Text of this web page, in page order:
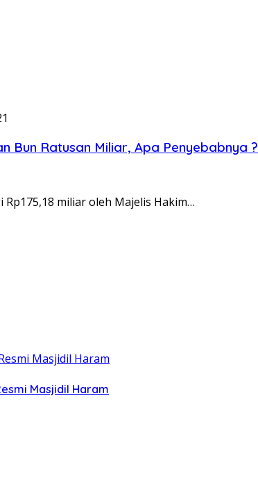
Bun Ratusan Miliar, Apa Penyebabnya ?
Rp175,18 miliar oleh Majelis Hakim…
Masjidil Haram